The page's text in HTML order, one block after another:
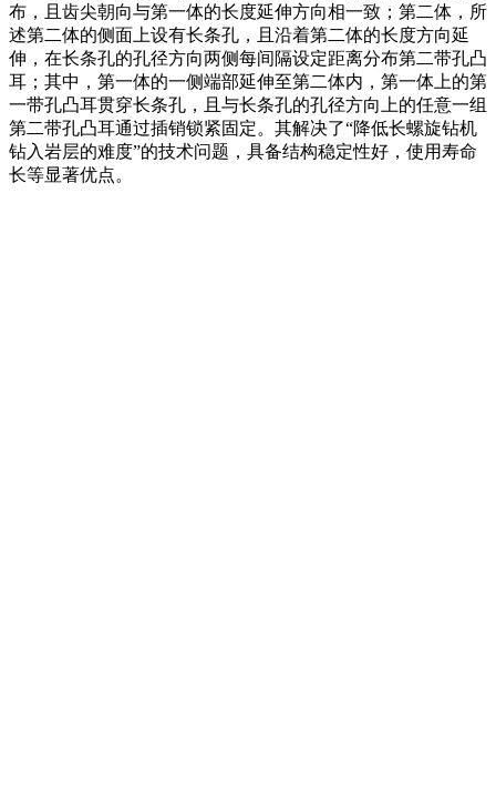
布，且齿尖朝向与第一体的长度延伸方向相一致；第二体，所
述第二体的侧面上设有长条孔，且沿着第二体的长度方向延
伸，在长条孔的孔径方向两侧每间隔设定距离分布第二带孔凸
耳；其中，第一体的一侧端部延伸至第二体内，第一体上的第
一带孔凸耳贯穿长条孔，且与长条孔的孔径方向上的任意一组
第二带孔凸耳通过插销锁紧固定。其解决了“降低长螺旋钻机
钻入岩层的难度”的技术问题，具备结构稳定性好，使用寿命
长等显著优点。